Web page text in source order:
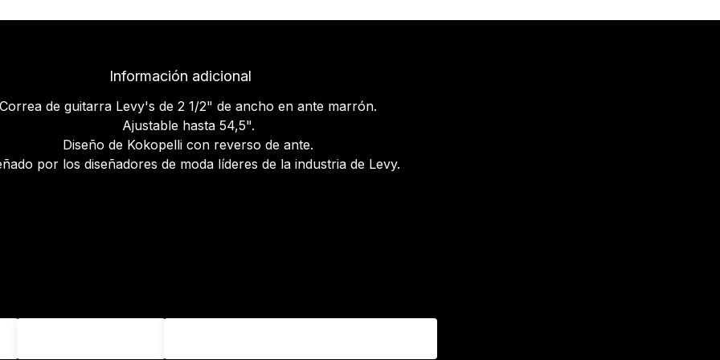
Información adicional
Correa de guitarra Levy's de 2 1/2" de ancho en ante marrón.
Ajustable hasta 54,5".
Diseño de Kokopelli con reverso de ante.
por los diseñadores de moda líderes de la industria de Levy.